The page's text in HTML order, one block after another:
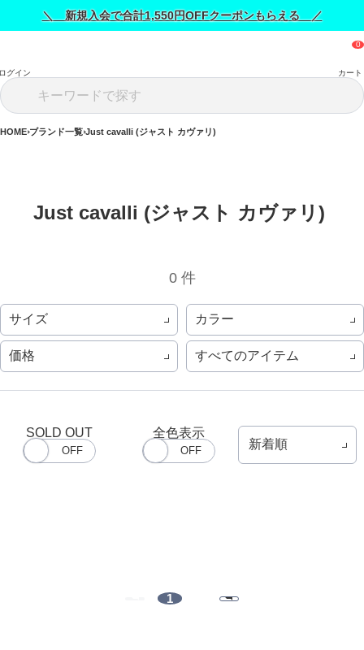
＼ 新規入会で合計1,550円OFFクーポンもらえる ／
グイン カート
HOME ブランド一覧 Just cavalli (ジャスト カヴァリ)
Just cavalli (ジャスト カヴァリ)
0 件
サイズ カラー
価格 すべてのアイテム
SOLD OUT 全色表示
1